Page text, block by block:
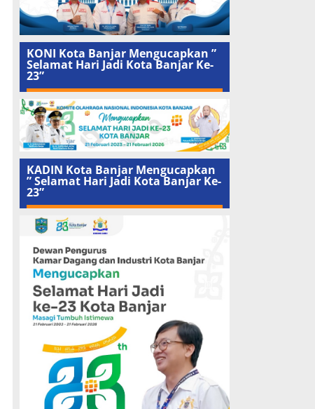
KONI Kota Banjar Mengucapkan ”
Selamat Hari Jadi Kota Banjar Ke-
23”
KADIN Kota Banjar Mengucapkan
” Selamat Hari Jadi Kota Banjar Ke-
23”